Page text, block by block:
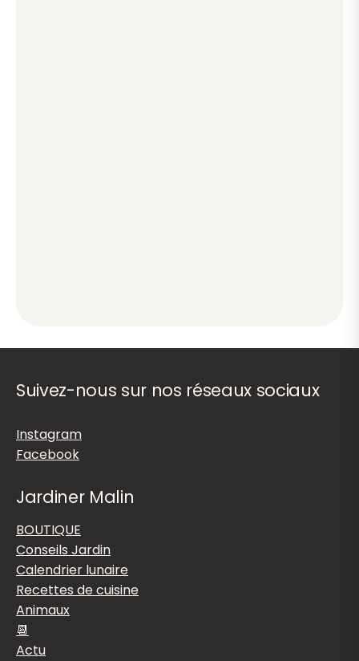
Suivez-nous sur nos réseaux sociaux
Instagram
Facebook
Jardiner Malin
BOUTIQUE
Conseils Jardin
Calendrier lunaire
Recettes de cuisine
Animaux
📆
Actu